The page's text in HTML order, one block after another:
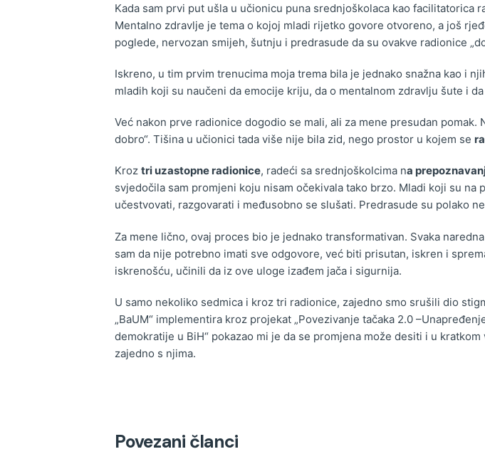
Kada sam prvi put ušla u učionicu puna srednjoškolaca kao facilitatorica
Mentalno zdravlje je tema o kojoj mladi rijetko govore otvoreno, a još
poglede, nervozan smijeh, šutnju i predrasude da su ovakve radionice
Iskreno, u tim prvim trenucima moja trema bila je jednako snažna kao i
mladih koji su naučeni da emocije kriju, da o mentalnom zdravlju šute i
Već nakon prve radionice dogodio se mali, ali za mene presudan
dobro“. Tišina u učionici tada više nije bila zid, nego prostor u kojem se
Kroztri uzastopne radionice, radeći sa srednjoškolcima na
svjedočila sam promjeni koju nisam očekivala tako brzo. Mladi koji su
učestvovati, razgovarati i međusobno se slušati. Predrasude su polako
Za mene lično, ovaj proces bio je jednako transformativan. Svaka
sam da nije potrebno imati sve odgovore, već biti prisutan, iskren i
iskrenošću, učinili da iz ove uloge izađem jača i sigurnija.
U samo nekoliko sedmica i kroz tri radionice, zajedno smo srušili dio
„BaUM“ implementira kroz projekat „Povezivanje tačaka 2.0
demokratije u BiH“ pokazao mi je da se promjena može desiti i u
zajedno s njima.
Povezani članci